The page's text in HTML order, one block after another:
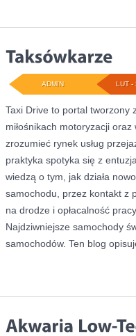
LUT -
ADMIN
Taxi Drive to portal tworzony
miłośnikach motoryzacji
zrozumieć rynek usług
praktyka spotyka się z
wiedzą o tym, jak działa
samochodu, przez kontakt z
na drodze i opłacalność
Najdziwniejsze samochody
samochodów. Ten blog